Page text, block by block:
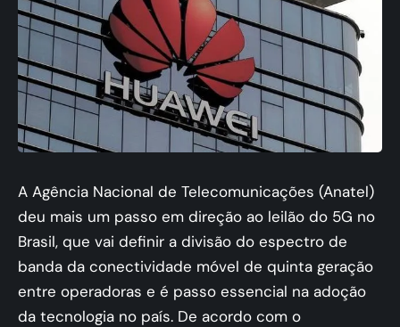
A Agência Nacional de Telecomunicações (Anatel)
deu mais um passo em direção ao leilão do 5G no
Brasil, que vai definir a divisão do espectro de
banda da conectividade móvel de quinta geração
entre operadoras e é passo essencial na adoção
da tecnologia no país. De acordo com o